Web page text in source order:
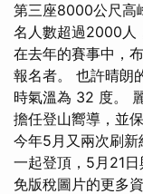
第三座8000公尺高
名人數超過2000人
在去年的賽事中，
報名者。 也許晴朗
時氣溫為 32 度。
擔任登山嚮導，並
今年5月又兩次刷
一起登頂，5月21
免版稅圖片的更多